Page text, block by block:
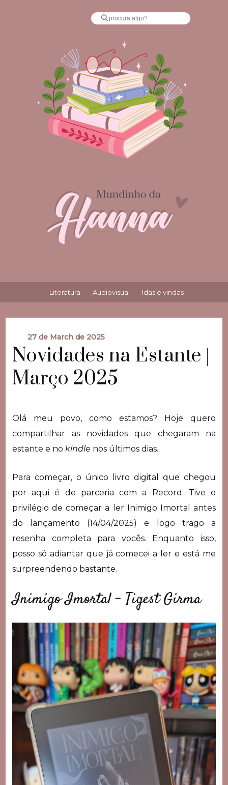
Literatura Audiovisual Idas e vindas
27 de March de 2025
Novidades na Estante |
Março 2025
Olá meu povo, como estamos? Hoje quero
compartilhar as novidades que chegaram na
estante e no kindle nos últimos dias.
Para começar, o único livro digital que chegou
por aqui é de parceria com a Record. Tive o
privilégio de começar a ler Inimigo Imortal antes
do lançamento (14/04/2025) e logo trago a
resenha completa para vocês. Enquanto isso,
posso só adiantar que já comecei a ler e está me
surpreendendo bastante.
Inimigo Imortal – Tigest Girma